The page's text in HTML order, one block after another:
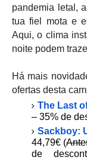
pandemia letal,
tua fiel mota e
Aqui, o clima
noite podem
Há mais
ofertas desta
The Last
– 35% de
Sackboy:
44,79€ (
de